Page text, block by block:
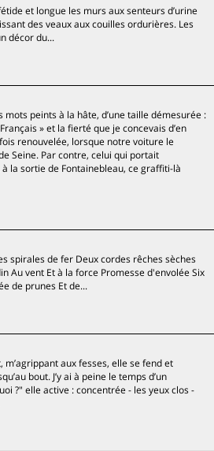
et longue les murs aux senteurs d’urine
des veaux aux couilles ordurières. Les
décor du...
mots peints à la hâte, d’une taille démesurée :
» et la fierté que je concevais d’en
renouvelée, lorsque notre voiture le
Seine. Par contre, celui qui portait
à la sortie de Fontainebleau, ce graffiti-là
spirales de fer Deux cordes rêches sèches
Au vent Et à la force Promesse d'envolée Six
de prunes Et de...
aux fesses, elle se fend et
bout. J’y ai à peine le temps d’un
?" elle active : concentrée - les yeux clos -